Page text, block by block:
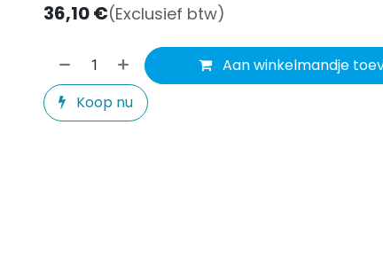
36,10€(Exclusief btw)
Aan winkelmandje
Koop nu